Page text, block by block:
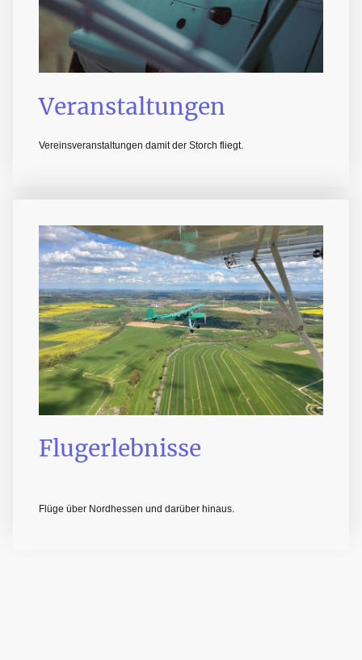
Veranstaltungen
Vereinsveranstaltungen damit der Storch fliegt.
Flugerlebnisse
Flüge über Nordhessen und darüber hinaus.